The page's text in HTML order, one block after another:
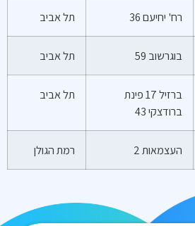
רח' יחיעם 36 תל אביב
בוגרשוב 59 תל אביב
ברזיל 17 פינת
ברודצקי 43
תל אביב
העצמאות 2 רמת הגולן